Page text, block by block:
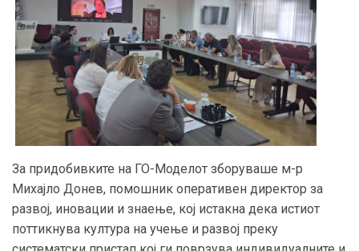
За придобивките на ГО-Моделот зборуваше м-р
Михајло Донев, помошник оперативен директор за
развој, иновации и знаење, кој истакна дека истиот
поттикнува култура на учење и развој преку